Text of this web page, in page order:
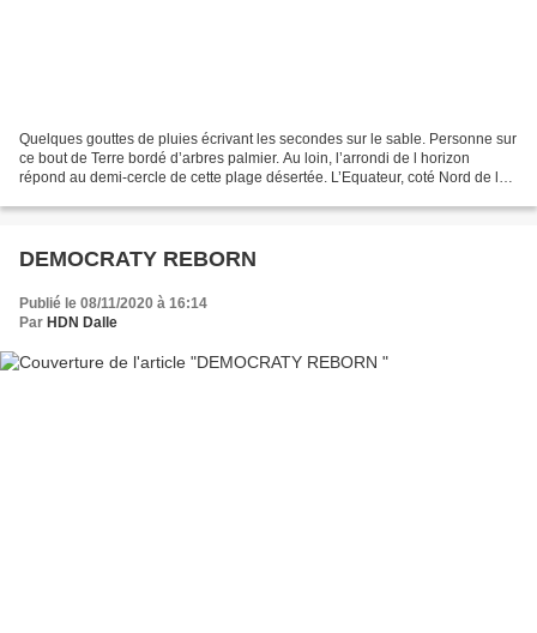
Quelques gouttes de pluies écrivant les secondes sur le sable. Personne sur
ce bout de Terre bordé d’arbres palmier. Au loin, l’arrondi de l horizon
répond au demi-cercle de cette plage désertée. L’Equateur, coté Nord de la
DEMOCRATY REBORN
Publié le 08/11/2020 à 16:14
Par HDN Dalle